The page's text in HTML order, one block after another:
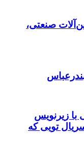
صنعتی،
با زیرنویس
تویی که